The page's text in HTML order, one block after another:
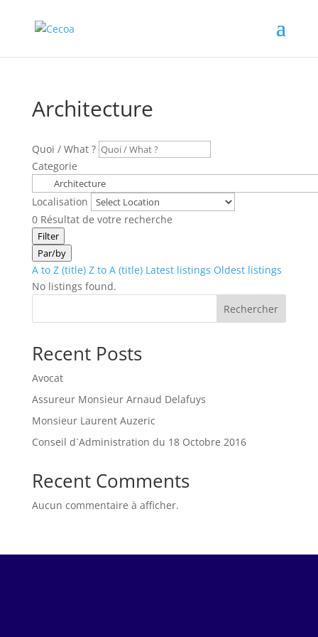
Architecture
Quoi / What ?
Categorie
Localisation
0Résultat de votre recherche
Filter
Par/by
A to Z (title) Z to A (title) Latest listings Oldest listings
No listings found.
Rechercher
Recent Posts
Avocat
Assureur Monsieur Arnaud Delafuys
Monsieur Laurent Auzeric
Conseil d´Administration du 18 Octobre 2016
Recent Comments
Aucun commentaire à afficher.